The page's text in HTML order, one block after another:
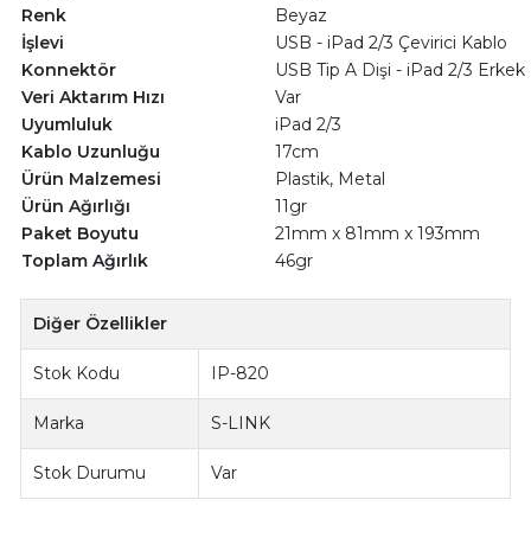
Renk
Beyaz
İşlevi
USB - iPad 2/3 Çevirici Kablo
Konnektör
USB Tip A Dişi - iPad 2/3 Erkek
Veri Aktarım Hızı
Var
Uyumluluk
iPad 2/3
Kablo Uzunluğu
17cm
Ürün Malzemesi
Plastik, Metal
Ürün Ağırlığı
11gr
Paket Boyutu
21mm x 81mm x 193mm
Toplam Ağırlık
46gr
Diğer Özellikler
Stok Kodu IP-820
Marka S-LINK
Stok Durumu Var